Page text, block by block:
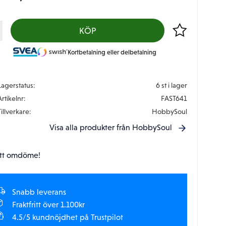
KÖP Lägg till i
Kortbetalning eller delbetalning
6 st i lager
FAST641
HobbySoul
Visa alla produkter från HobbySoul
omdöme!
Snabb leverans
Fraktfritt över 1.100kr
4.5/5 kundnöjdhet på Trustpilot